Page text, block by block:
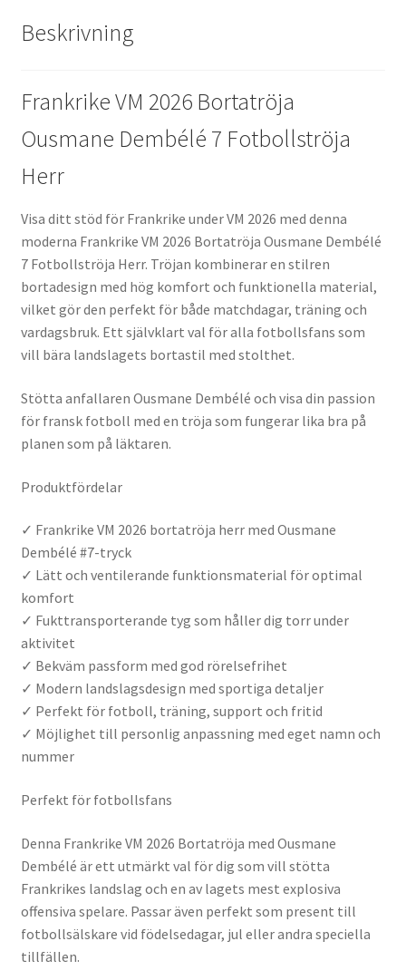
Beskrivning
Frankrike VM 2026 Bortatröja
Ousmane Dembélé 7 Fotbollströja
Herr
Visa ditt stöd för Frankrike under VM 2026 med denna
moderna Frankrike VM 2026 Bortatröja Ousmane Dembélé
7 Fotbollströja Herr. Tröjan kombinerar en stilren
bortadesign med hög komfort och funktionella material,
vilket gör den perfekt för både matchdagar, träning och
vardagsbruk. Ett självklart val för alla fotbollsfans som
vill bära landslagets bortastil med stolthet.
Stötta anfallaren Ousmane Dembélé och visa din passion
för fransk fotboll med en tröja som fungerar lika bra på
planen som på läktaren.
Produktfördelar
✓ Frankrike VM 2026 bortatröja herr med Ousmane
Dembélé #7-tryck
✓ Lätt och ventilerande funktionsmaterial för optimal
komfort
✓ Fukttransporterande tyg som håller dig torr under
aktivitet
✓ Bekväm passform med god rörelsefrihet
✓ Modern landslagsdesign med sportiga detaljer
✓ Perfekt för fotboll, träning, support och fritid
✓ Möjlighet till personlig anpassning med eget namn och
nummer
Perfekt för fotbollsfans
Denna Frankrike VM 2026 Bortatröja med Ousmane
Dembélé är ett utmärkt val för dig som vill stötta
Frankrikes landslag och en av lagets mest explosiva
offensiva spelare. Passar även perfekt som present till
fotbollsälskare vid födelsedagar, jul eller andra speciella
tillfällen.